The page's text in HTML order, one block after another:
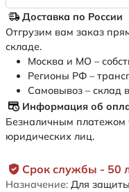
Срок службы - 50
Назначение: Для
Доставка по России
Отгрузим вам заказ
складе.
Москва и МО –
Регионы РФ –
Самовывоз – склад
Информация об
Безналичным платежом
юридических лиц.